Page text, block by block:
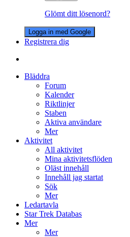
Glömt ditt lösenord?
Logga in med Google
Registrera dig
Bläddra
Forum
Kalender
Riktlinjer
Staben
Aktiva användare
Mer
Aktivitet
All aktivitet
Mina aktivitetsflöden
Oläst innehåll
Innehåll jag startat
Sök
Mer
Ledartavla
Star Trek Databas
Mer
Mer